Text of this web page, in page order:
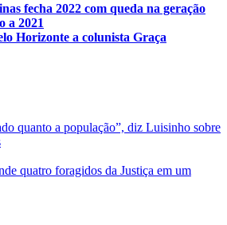
fecha 2022 com queda na geração
a 2021
Horizonte a colunista Graça
quanto a população”, diz Luisinho sobre
quatro foragidos da Justiça em um